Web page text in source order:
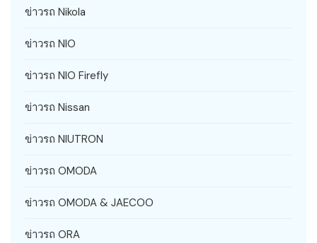
ข่าวรถ Nikola
ข่าวรถ NIO
ข่าวรถ NIO Firefly
ข่าวรถ Nissan
ข่าวรถ NIUTRON
ข่าวรถ OMODA
ข่าวรถ OMODA & JAECOO
ข่าวรถ ORA